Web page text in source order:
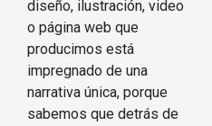
diseño, ilustración, video
o página web que
producimos está
impregnado de una
narrativa única, porque
sabemos que detrás de